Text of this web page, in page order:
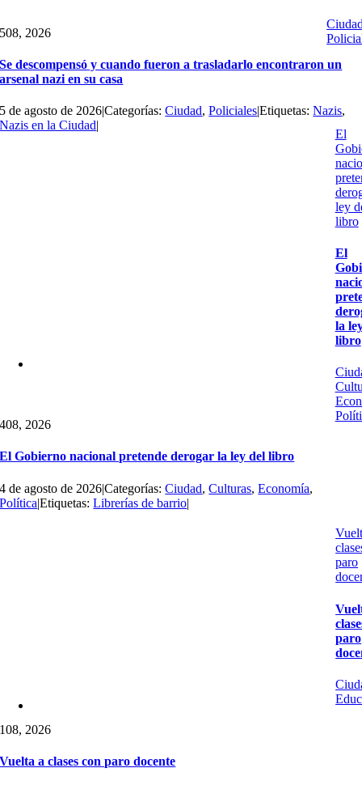
508, 2026
Se descompensó y cuando fueron a trasladarlo encontraron un
arsenal nazi en su casa
5 de agosto de 2026|Categorías:Ciudad,Policiales|Etiquetas:Nazis,
Nazis en la Ciudad|
El
ley
libro
El
la
libro
408, 2026
El Gobierno nacional pretende derogar la ley del libro
4 de agosto de 2026|Categorías:Ciudad,Culturas,Economía,
Política|Etiquetas:Librerías de barrio|
paro
paro
108, 2026
Vuelta a clases con paro docente